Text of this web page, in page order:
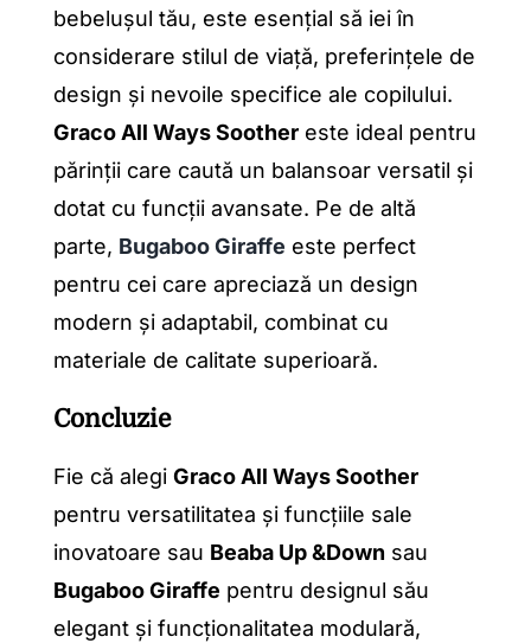
bebelușul tău, este esențial să iei în
considerare stilul de viață, preferințele de
design și nevoile specifice ale copilului.
Graco All Ways Soothereste ideal pentru
părinții care caută un balansoar versatil și
dotat cu funcții avansate. Pe de altă
parte, Bugaboo Giraffe este perfect
pentru cei care apreciază un design
modern și adaptabil, combinat cu
materiale de calitate superioară.
Concluzie
Fie că alegi Graco All Ways Soother
pentru versatilitatea și funcțiile sale
inovatoare sau Beaba Up &Down sau
Bugaboo Giraffe pentru designul său
elegant și funcționalitatea modulară,